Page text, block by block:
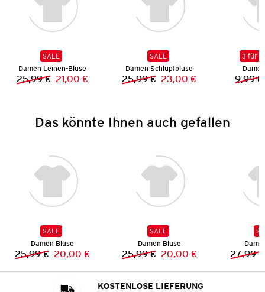
SALE
Damen Leinen-Bluse
Vorheriger Preis:
25,99 € Neuer Preis:
21,00 €
SALE
Damen Schlupfbluse
Vorheriger Preis:
25,99 € Neuer Preis:
23,00 €
3 für 2
9,99 €
Das könnte Ihnen auch gefallen
SALE
Damen Bluse
Vorheriger Preis:
25,99 € Neuer Preis:
20,00 €
SALE
Damen Bluse
Vorheriger Preis:
25,99 € Neuer Preis:
20,00 € 27,99 €
KOSTENLOSE LIEFERUNG